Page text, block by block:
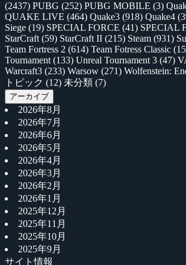
(2437) PUBG (252) PUBG MOBILE (3)
QUAKE LIVE (464) Quake3 (918) Quake4
Siege (19) SPECIAL FORCE (41) SPECIAL
StarCraft (59) StarCraft II (215) Steam (931)
Team Fortress 2 (614) Team Fotress Classic
Tournament (133) Unreal Tournament 3 (47)
Warcraft3 (233) Warsow (271) Wolfenstein:
トピック (12) 未分類 (7)
アーカイブ
2026年8月
2026年7月
2026年6月
2026年5月
2026年4月
2026年3月
2026年2月
2026年1月
2025年12月
2025年11月
2025年10月
2025年9月
サイト情報